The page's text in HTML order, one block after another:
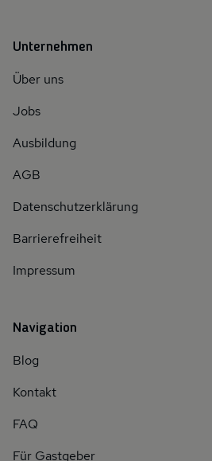
Unternehmen
Über uns
Jobs
Ausbildung
AGB
Datenschutzerklärung
Barrierefreiheit
Impressum
Navigation
Blog
Kontakt
FAQ
Für Gastgeber